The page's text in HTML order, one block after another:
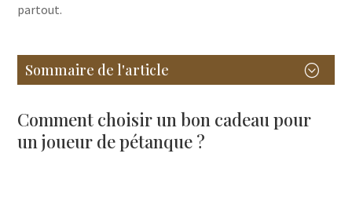
partout.
;
Sommaire de l'article
originales, utiles et personnalisées
10 idées de cadeaux pour un joueur de pétanque :
originales, utiles et personnalisées
Comment choisir un bon cadeau pour
un joueur de pétanque ?